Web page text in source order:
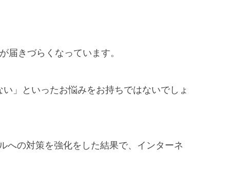
届きづらくなっています。
」といったお悩みをお持ちではないでしょ
への対策を強化をした結果で、インターネ